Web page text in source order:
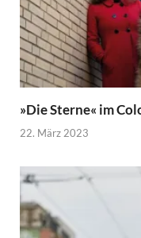
»Die Sterne« im
22. März 2023